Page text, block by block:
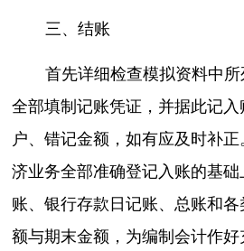
三、结账
首先详细检查模拟资料中
全部填制记账凭证，并据此记
户、错记金额，如有应及时补
济业务全部准确登记入账的基
账、银行存款日记账、总账和
额与期末金额，为编制会计作好